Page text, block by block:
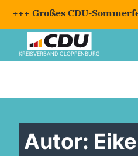
CDU-Sommerfest am
KREISVERBAND CLOPPENBURG
Autor: